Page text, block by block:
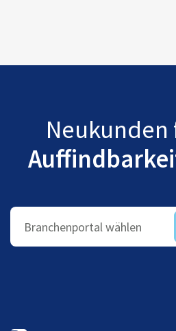
Branchenportal wählen